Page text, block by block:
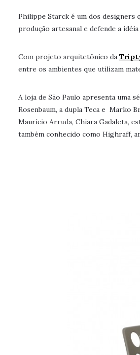
Philippe Starck é um dos designers
produção artesanal e defende a
Com projeto arquitetônico da
entre os ambientes que utilizam
A loja de São Paulo apresenta uma
Rosenbaum, a dupla Teca e Marko
Maurício Arruda, Chiara Gadaleta,
também conhecido como Highraff,